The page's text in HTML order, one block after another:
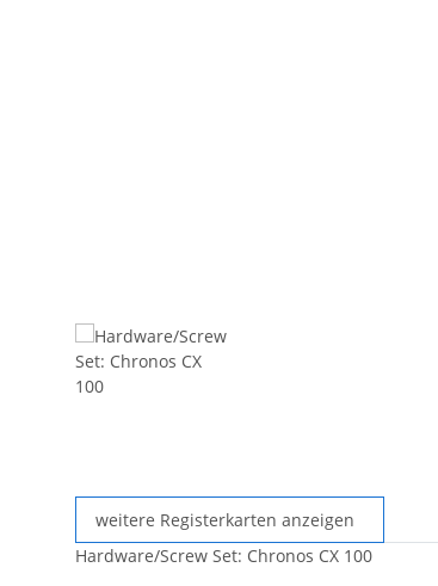
weitere Registerkarten anzeigen
Hardware/Screw Set: Chronos CX 100